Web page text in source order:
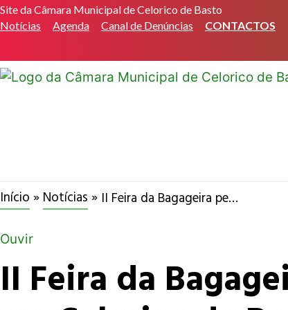
Pular
para
conteúdo
Site da Câmara Municipal de Celorico de Basto
Notícias
Agenda Canal de Denúncias CONTACTOS
Início » Notícias » II Feira da Bagageira permitiu venda de stoks em 2ª mão em Celorico de Basto
Ouvir
II Feira da